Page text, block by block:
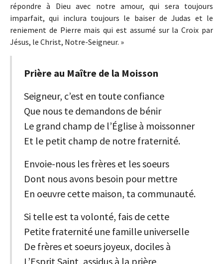
répondre à Dieu avec notre amour, qui sera toujours
imparfait, qui inclura toujours le baiser de Judas et le
reniement de Pierre mais qui est assumé sur la Croix par
Jésus, le Christ, Notre-Seigneur. »
Prière au Maître de la Moisson
Seigneur, c’est en toute confiance
Que nous te demandons de bénir
Le grand champ de l’Église à moissonner
Et le petit champ de notre fraternité.
Envoie-nous les frères et les soeurs
Dont nous avons besoin pour mettre
En oeuvre cette maison, ta communauté.
Si telle est ta volonté, fais de cette
Petite fraternité une famille universelle
De frères et soeurs joyeux, dociles à
L’Esprit Saint, assidus à la prière,